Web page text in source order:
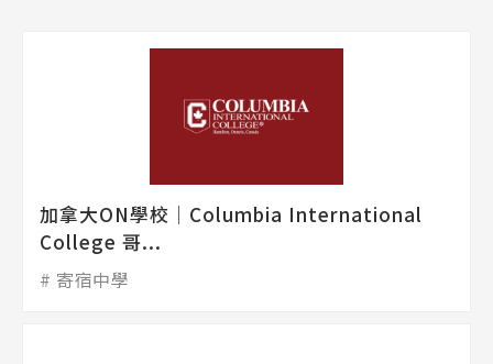
加拿大ON學校│Columbia International
College 哥...
寄宿中學